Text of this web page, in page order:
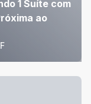
1 Suíte com
ao